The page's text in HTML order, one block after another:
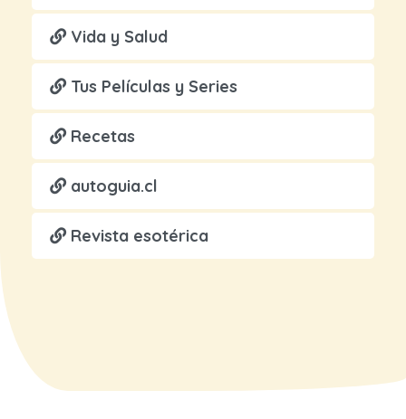
Vida y Salud
Tus Películas y Series
Recetas
autoguia.cl
Revista esotérica